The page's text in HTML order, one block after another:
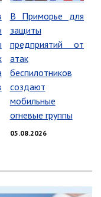
на 2021
на 2020
В Приморье для
защиты
предприятий от
атак
беспилотников
создают
мобильные
огневые группы
05.08.2026